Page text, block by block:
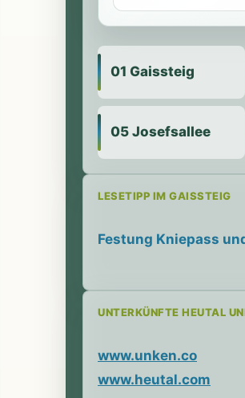
01 Gaissteig
05 Josefsallee
LESETIPP IM GAISSTEIG
Festung Kniepass
UNTERKÜNFTE HEUTAL
www.unken.co
www.heutal.com